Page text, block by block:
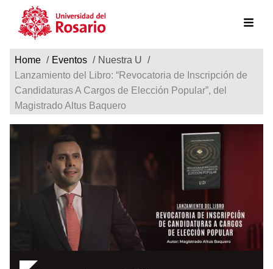
Pasar al contenido principal
Ruta de navegación
Home Eventos
Nuestra U
Lanzamiento del Libro: “Revocatoria de Inscripción de
Candidaturas A Cargos de Elección Popular”, del
Magistrado Altus Baquero